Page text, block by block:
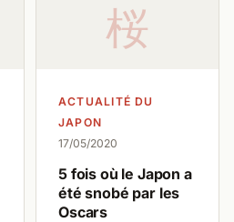
桜
ACTUALITÉ DU
JAPON
17/05/2020
5 fois où le Japon a
été snobé par les
Oscars